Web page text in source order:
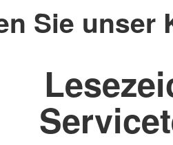
Sie unser